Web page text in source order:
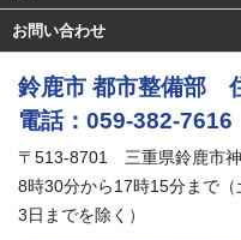
お問い合わせ
鈴鹿市 都市整備部
電話：059-382-7616
〒513-8701 三重県鈴鹿市
8時30分から17時15分まで
3日までを除く）